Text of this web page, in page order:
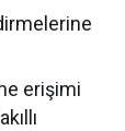
erişimi